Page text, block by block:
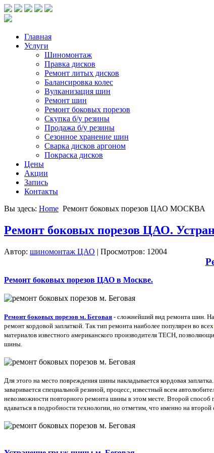
Главная
Услуги
Шиномонтаж
Правка дисков
Ремонт литых дисков
Балансировка колес
Вулканизация шин
Ремонт шин
Ремонт боковых порезов
Скупка б/у резины
Продажа б/у резины
Сезонное хранение шин
Сварка дисков аргоном
Покраска дисков
Цены
Акции
Запись
Контакты
Вы здесь: Home Ремонт боковых порезов ЦАО МОСКВА
Ремонт боковых порезов ЦАО.
Автор: шиномонтаж ЦАО | Просмотров: 12004
Ремонт боковых порезов ЦАО в Москве.
Ремонт боковых порезов м. Беговая - сложнейший вид ремонта шин.
ремонт кордовой заплаткой. Так тип ремонта наиболее популярен во всех
материалов известного американского производителя TECH,
шины.
Для этого на место повреждения шины накладывается кордовая
заваривается специальной резиной, процесс, известный всем
невозможности повторного ремонта шины в этом месте. Второй способ
вдаваться в подробности технологии, но отметим, что именно на